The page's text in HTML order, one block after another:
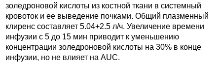
золедроновой кислоты из костной ткани в системный
кровоток и ее выведение почками. Общий плазменный
клиренс составляет 5.04+2.5 л/ч. Увеличение времени
инфузии с 5 до 15 мин приводит к уменьшению
концентрации золедроновой кислоты на 30% в конце
инфузии, но не влияет на AUC.